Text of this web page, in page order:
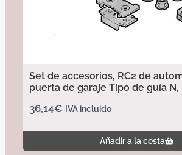
Set de accesorios, RC2 de
puerta de garaje Tipo de guía N,
36,14€ IVA incluido
Añadir a la cesta